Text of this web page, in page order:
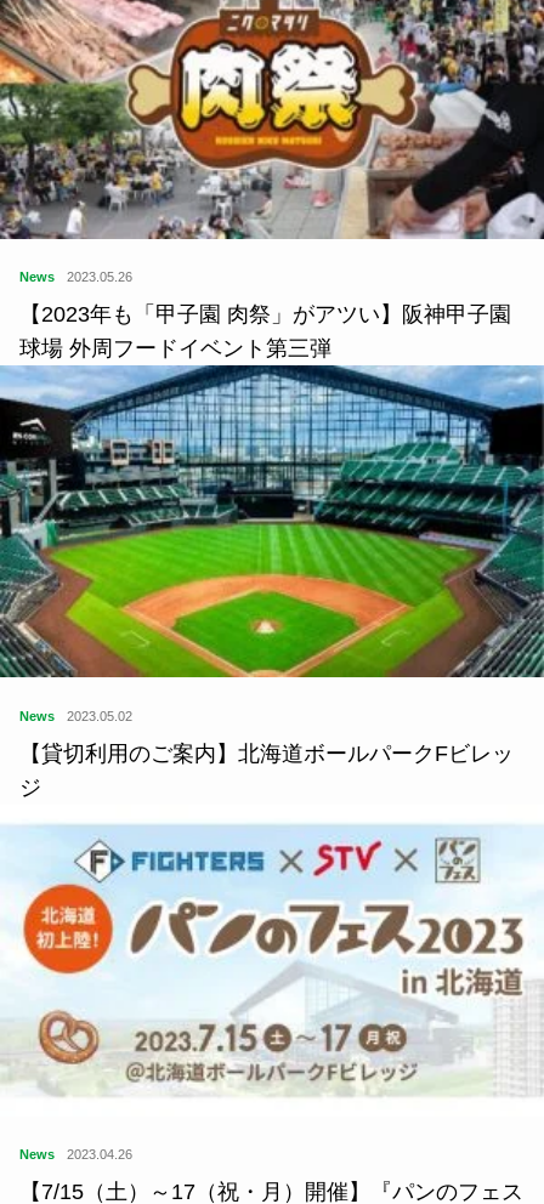
News 2023.05.26
【2023年も「甲子園 肉祭」がアツい】阪神甲子園
球場 外周フードイベント第三弾
News 2023.05.02
【貸切利用のご案内】北海道ボールパークFビレッ
ジ
News 2023.04.26
【7/15（土）～17（祝・月）開催】『パンのフェス